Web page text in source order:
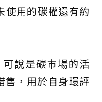
使用的碳權還有約
說是碳市場的活
售，用於自身環評